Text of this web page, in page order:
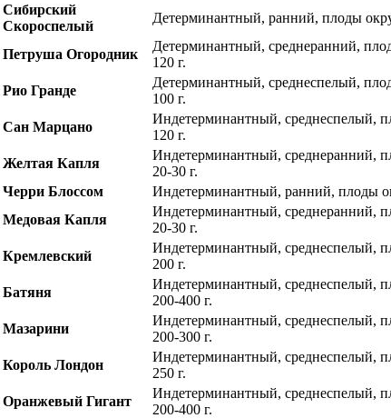
Сибирский
Скороспелый
Детерминантный, ранний, плоды
Петруша Огородник
Детерминантный, среднеранний,
120 г.
Рио Гранде
Детерминантный, среднеспелый,
100 г.
Сан Марцано
Индетерминантный, среднеспелый,
120 г.
Желтая Капля
Индетерминантный, среднеранний,
20-30 г.
Черри Блосcом
Индетерминантный, ранний, плоды
Медовая Капля
Индетерминантный, среднеранний,
20-30 г.
Кремлевский
Индетерминантный, среднеспелый,
200 г.
Батяня
Индетерминантный, среднеспелый,
200-400 г.
Мазарини
Индетерминантный, среднеспелый,
200-300 г.
Король Лондон
Индетерминантный, среднеспелый,
250 г.
Оранжевый Гигант
Индетерминантный, среднеспелый,
200-400 г.